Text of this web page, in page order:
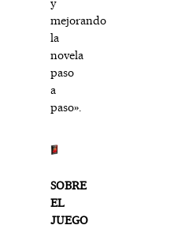
mejorando
la
novela
paso
a
paso».
SOBRE
EL
JUEGO